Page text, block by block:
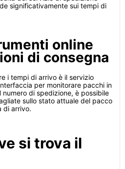
significativamente sui tempi di
online
di consegna
i tempi di arrivo è il servizio
per monitorare pacchi in
di spedizione, è possibile
sullo stato attuale del pacco
di arrivo.
si trova il